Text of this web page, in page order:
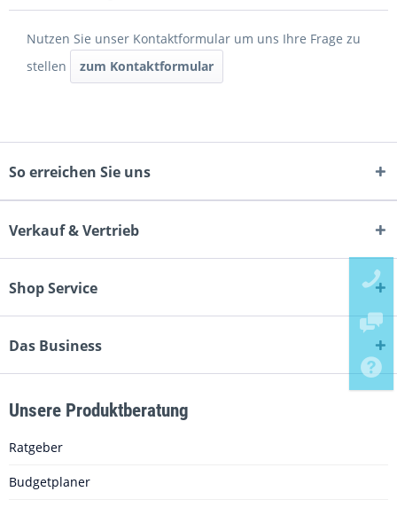
Nutzen Sie unser Kontaktformular um uns Ihre Frage zu
stellen
zum Kontaktformular
So erreichen Sie uns
Verkauf & Vertrieb
Shop Service
Das Business
Unsere Produktberatung
Ratgeber
Budgetplaner